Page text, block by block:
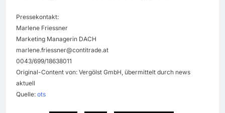
Pressekontakt:
Marlene Friessner
Marketing Managerin DACH
marlene.friessner@contitrade.at
0043/699/18638011
Original-Content von: Vergölst GmbH, übermittelt durch news
aktuell
Quelle: ots